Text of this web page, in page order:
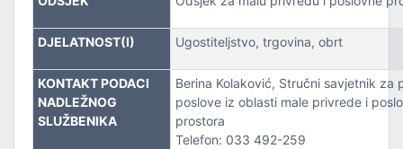
DJELATNOST(I) Ugostiteljstvo, trgovina, obrt
KONTAKT PODACI
NADLEŽNOG
SLUŽBENIKA
Berina Kolaković, Stručni savjetnik za
poslove iz oblasti male privrede i
prostora
Telefon: 033 492-259